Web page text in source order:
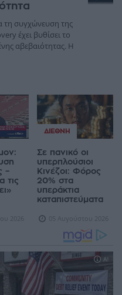
τη συγχώνευση της
έχει βυθίσει το
αβεβαιότητας. Η
–
τις
2026
ΔΙΕΘΝΉ
Σε πανικό οι
υπερπλούσιοι
Κινέζοι: Φόρος
20% στα
υπεράκτια
καταπιστεύματα
05 Αυγούστου 2026